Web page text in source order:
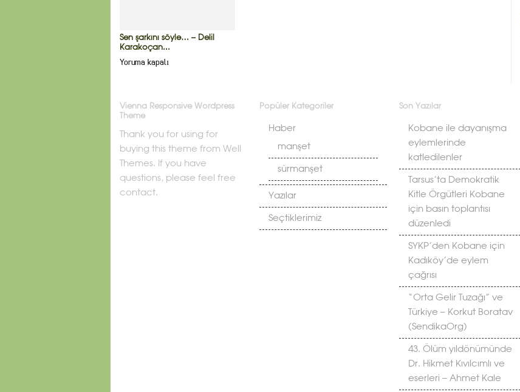
Sen şarkını söyle… – Delil
Karakoçan...
Yoruma kapalı
Vienna Responsive Wordpress
Theme
Thank you for using for
buying this theme from Well
Themes. If you have
questions, please feel free
contact.
Popüler Kategoriler
Haber
manşet
sürmanşet
Yazılar
Seçtiklerimiz
Son Yazılar
Kobane ile dayanışma
eylemlerinde
katledilenler
Tarsus’ta Demokratik
Kitle Örgütleri Kobane
için basın toplantısı
düzenledi
SYKP’den Kobane için
Kadıköy’de eylem
çağrısı
“Orta Gelir Tuzağı” ve
Türkiye – Korkut Boratav
(SendikaOrg)
43. Ölüm yıldönümünde
Dr. Hikmet Kıvılcımlı ve
eserleri – Ahmet Kale